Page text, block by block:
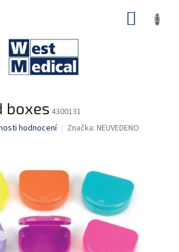
boxes 4300131
hodnocení Značka: NEUVEDENO